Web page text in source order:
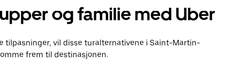
og familie med Uber
tilpasninger, vil disse turalternativene i Saint-Martin-
frem til destinasjonen.